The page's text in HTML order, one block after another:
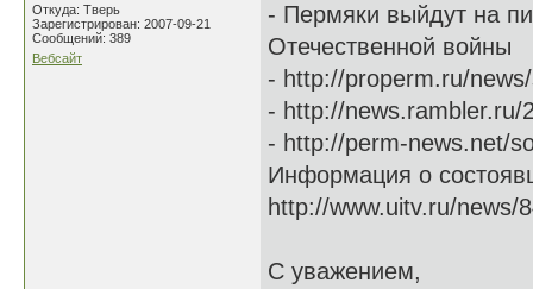
Откуда: Тверь
Зарегистрирован: 2007-09-21
Сообщений: 389
Вебсайт
- Пермяки выйдут на
Отечественной войны
- http://properm.ru/
- http://news.rambler.ru/
- http://perm-news.net/
Информация о
http://www.uitv.ru/news/
С уважением,